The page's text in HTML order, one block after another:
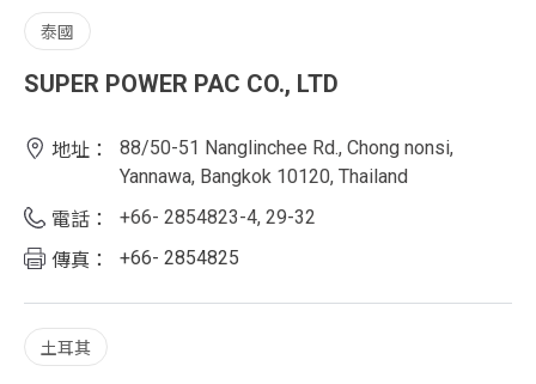
泰國
SUPER POWER PAC CO., LTD
地址：
88/50-51 Nanglinchee Rd., Chong nonsi,
Yannawa, Bangkok 10120, Thailand
電話：
+66- 2854823-4, 29-32
傳真：
+66- 2854825
土耳其